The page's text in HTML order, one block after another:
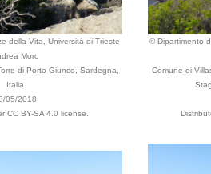
della Vita, Università di Trieste
Moro
di Porto Giunco, Sardegna,
Italia
05/2018
CC BY-SA 4.0 license.
© Dipartimento
Comune di